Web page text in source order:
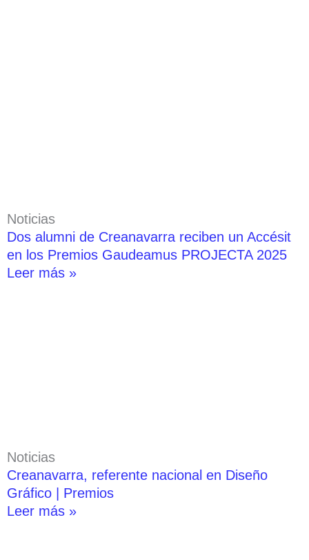
Noticias
Dos alumni de Creanavarra reciben un Accésit
en los Premios Gaudeamus PROJECTA 2025
Leer más »
Noticias
Creanavarra, referente nacional en Diseño
Gráfico | Premios
Leer más »